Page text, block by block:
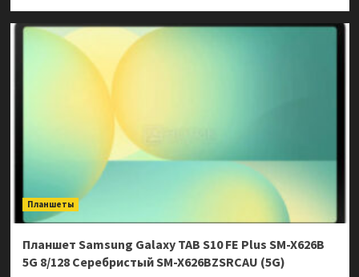
Планшеты
Планшет Samsung Galaxy TAB S10 FE Plus SM-X626B
5G 8/128 Серебристый SM-X626BZSRCAU (5G)